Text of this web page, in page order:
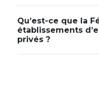
Qu’est-ce que la
établissements
privés ?